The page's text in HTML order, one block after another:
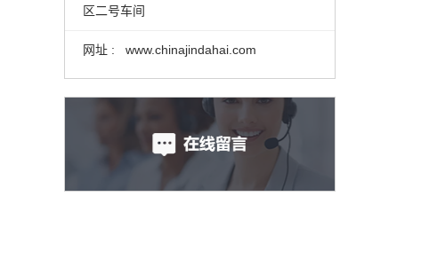
区二号车间
网址 : www.chinajindahai.com